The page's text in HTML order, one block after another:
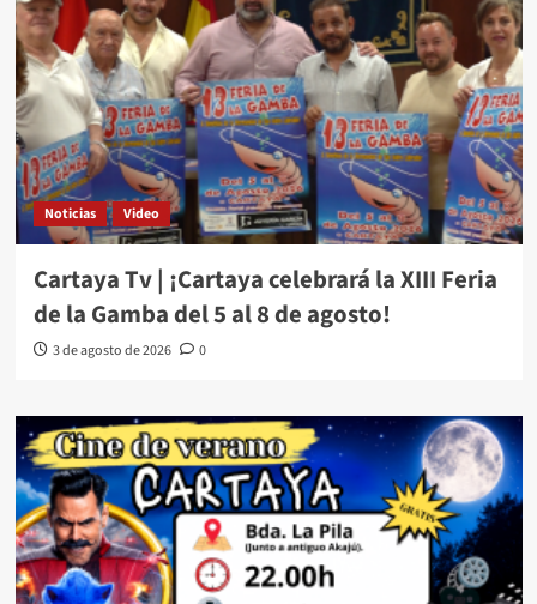
Noticias Video
Cartaya Tv | ¡Cartaya celebrará la XIII Feria
de la Gamba del 5 al 8 de agosto!
3 de agosto de 2026 0